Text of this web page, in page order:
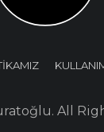
All